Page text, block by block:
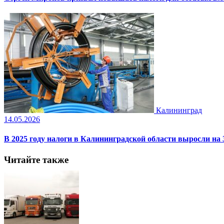
Калининград
14.05.2026
В 2025 году налоги в Калининградской области выросли на
Читайте также